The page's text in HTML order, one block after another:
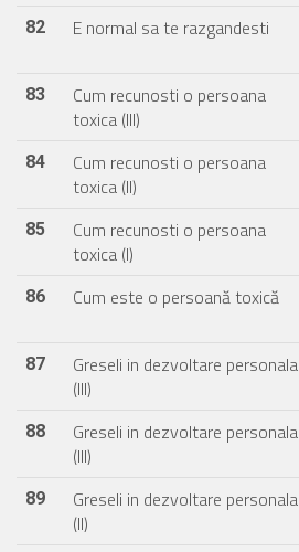
82 E normal sa te razgandesti
83
Cum recunosti o persoana
toxica (III)
84
Cum recunosti o persoana
toxica (II)
85
Cum recunosti o persoana
toxica (I)
86 Cum este o persoană toxică
87
Greseli in dezvoltare personala
(III)
88
Greseli in dezvoltare personala
(III)
89
Greseli in dezvoltare personala
(II)